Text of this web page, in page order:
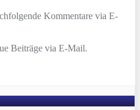
Kommentare via E-
Beiträge via E-Mail.